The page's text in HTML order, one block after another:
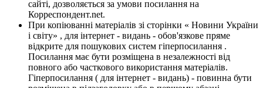
сайті, дозволяється за умови посилання на
Корреспондент.net.
При копіюванні матеріалів зі сторінки « Новини України
і світу» , для інтернет - видань - обов'язкове пряме
відкрите для пошукових систем гіперпосилання .
Посилання має бути розміщена в незалежності від
повного або часткового використання матеріалів.
Гіперпосилання ( для інтернет - видань) - повинна бути